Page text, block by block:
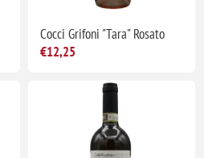
Cocci Grifoni "Tara" Rosato
€12,25